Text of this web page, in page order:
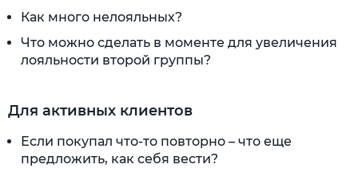
Как много нелояльных?
Что можно сделать в моменте для увеличения
лояльности второй группы?
Для активных клиентов
Если покупал что-то повторно – что еще
предложить, как себя вести?